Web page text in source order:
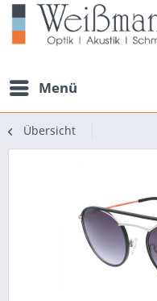
Menü
Übersicht